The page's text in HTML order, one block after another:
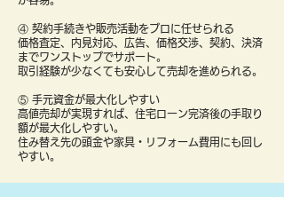
④ 契約手続きや販売活動をプロに任せられる
価格査定、内見対応、広告、価格交渉、契約、決済
までワンストップでサポート。
取引経験が少なくても安心して売却を進められる。
⑤ 手元資金が最大化しやすい
高値売却が実現すれば、住宅ローン完済後の手取り
額が最大化しやすい。
住み替え先の頭金や家具・リフォーム費用にも回し
やすい。